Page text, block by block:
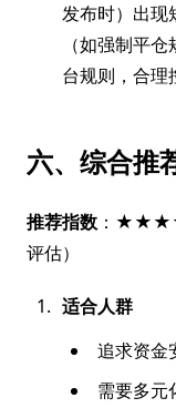
发布时）出现
（如强制平
台规则，合理
六、综合推
推荐指数 ：
评估）
适合人群
追求资金
需要多元